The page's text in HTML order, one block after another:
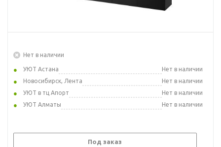
Нет в наличии
УЮТ Астана
Нет в наличии
Новосибирск, Лента
Нет в наличии
УЮТ в тц Апорт
Нет в наличии
УЮТ Алматы
Нет в наличии
Под заказ